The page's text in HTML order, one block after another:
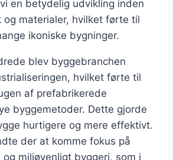
en betydelig udvikling inden
og materialer, hvilket førte til
ikoniske bygninger.
blev byggebranchen
hvilket førte til
af prefabrikerede
byggemetoder. Dette gjorde
hurtigere og mere effektivt.
der at komme fokus på
miljøvenligt byggeri, som i